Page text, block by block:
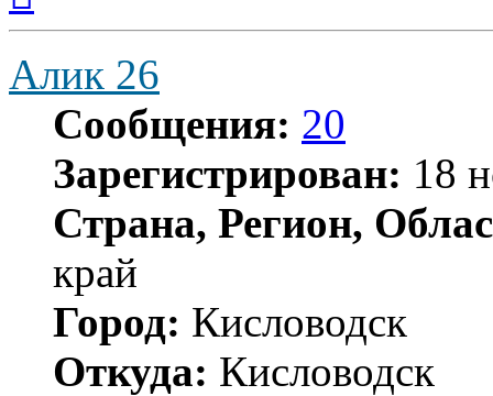
началу
Алик 26
Сообщения: 20
Зарегистрирован: 18
Страна, Регион,
край
Город: Кисловодск
Откуда: Кисловодск